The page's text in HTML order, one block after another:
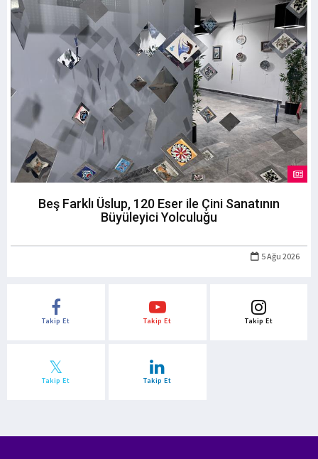
Beş Farklı Üslup, 120 Eser ile Çini Sanatının
Büyüleyici Yolculuğu
5 Ağu 2026
Takip Et Takip Et Takip Et
Takip Et Takip Et